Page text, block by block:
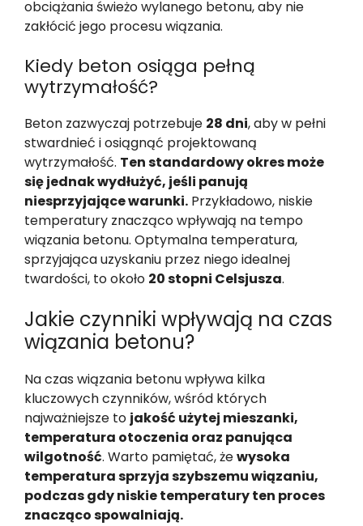
obciążania świeżo wylanego betonu, aby nie
zakłócić jego procesu wiązania.
Kiedy beton osiąga pełną
wytrzymałość?
Beton zazwyczaj potrzebuje 28 dni, aby w pełni
stwardnieć i osiągnąć projektowaną
wytrzymałość. Ten standardowy okres może
się jednak wydłużyć, jeśli panują
niesprzyjające warunki. Przykładowo, niskie
temperatury znacząco wpływają na tempo
wiązania betonu. Optymalna temperatura,
sprzyjająca uzyskaniu przez niego idealnej
twardości, to około 20 stopni Celsjusza.
Jakie czynniki wpływają na czas
wiązania betonu?
Na czas wiązania betonu wpływa kilka
kluczowych czynników, wśród których
najważniejsze to jakość użytej mieszanki,
temperatura otoczenia oraz panująca
wilgotność. Warto pamiętać, żewysoka
temperatura sprzyja szybszemu wiązaniu,
podczas gdy niskie temperatury ten proces
znacząco spowalniają.